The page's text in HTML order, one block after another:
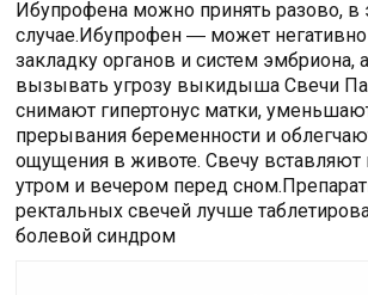
Ибупрофена можно принять разово, в
случае.Ибупрофен ― может негативно
закладку органов и систем эмбриона,
вызывать угрозу выкидыша Свечи
снимают гипертонус матки,
прерывания беременности и
ощущения в животе. Свечу вставляют
утром и вечером перед
ректальных свечей лучше
болевой синдром